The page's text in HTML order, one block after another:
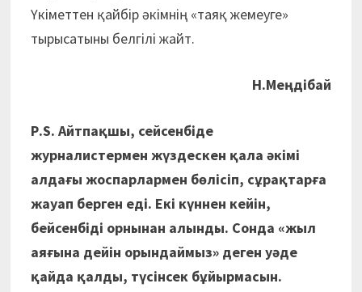
Үкіметтен қайбір әкімнің «таяқ жемеуге»
тырысатыны белгілі жайт.
Н.Меңдібай
Р.S. Айтпақшы, сейсенбіде
журналистермен жүздескен қала әкімі
алдағы жоспарлармен бөлісіп, сұрақтарға
жауап берген еді. Екі күннен кейін,
бейсенбіді орнынан алынды. Сонда «жыл
аяғына дейін орындаймыз» деген уәде
қайда қалды, түсінсек бұйырмасын.